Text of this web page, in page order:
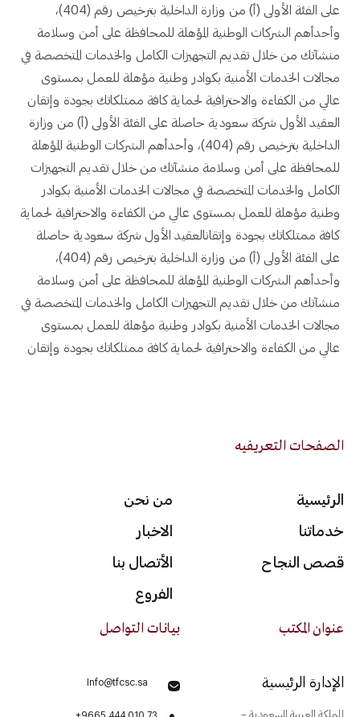
على الفئة الأولى (أ) من وزارة الداخلية بترخيص رقم (404)،
وأحدأهم الشركات الوطنية المؤهلة للمحافظة على أمن وسلامة
منشآتك من خلال تقديم التجهيزات الكامل والخدمات المتخصصة في
مجالات الخدمات الأمنية بكوادر وطنية مؤهلة للعمل بمستوى
عالي من الكفاءة والاحترافية لحماية كافة ممتلكاتك بجودة وإتقان
العقيد الأول شركة سعودية حاصلة على الفئة الأولى (أ) من وزارة
الداخلية بترخيص رقم (404)، وأحدأهم الشركات الوطنية المؤهلة
للمحافظة على أمن وسلامة منشآتك من خلال تقديم التجهيزات
الكامل والخدمات المتخصصة في مجالات الخدمات الأمنية بكوادر
وطنية مؤهلة للعمل بمستوى عالي من الكفاءة والاحترافية لحماية
كافة ممتلكاتك بجودة وإتقانالعقيد الأول شركة سعودية حاصلة
على الفئة الأولى (أ) من وزارة الداخلية بترخيص رقم (404)،
وأحدأهم الشركات الوطنية المؤهلة للمحافظة على أمن وسلامة
منشآتك من خلال تقديم التجهيزات الكامل والخدمات المتخصصة في
مجالات الخدمات الأمنية بكوادر وطنية مؤهلة للعمل بمستوى
عالي من الكفاءة والاحترافية لحماية كافة ممتلكاتك بجودة وإتقان
الصفحات التعريفيه
الرئيسية
خدماتنا
قصص النجاح
من نحن
الاخبار
الأتصال بنا
الفروع
عنوان المكتب
الإدارة الرئيسية
المملكة العربية السعودية –
بيانات التواصل
Info@tfcsc.sa
+9665 444 010 73